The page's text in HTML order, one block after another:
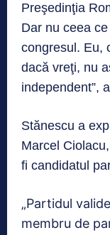
Preşedinţia
Dar nu ceea
congresul. Eu,
dacă vreţi, nu
independent”,
Stănescu a
Marcel
fi candidatul
„Partidul
membru de